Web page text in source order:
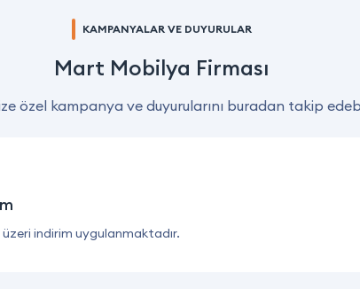
KAMPANYALAR VE DUYURULAR
Mart Mobilya Firması
özel kampanya ve duyurularını buradan takip
indirim uygulanmaktadır.